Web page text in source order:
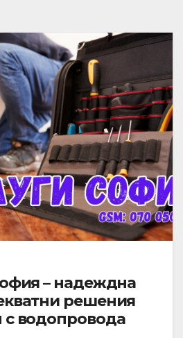
– надеждна
решения
при проблем с водопровода